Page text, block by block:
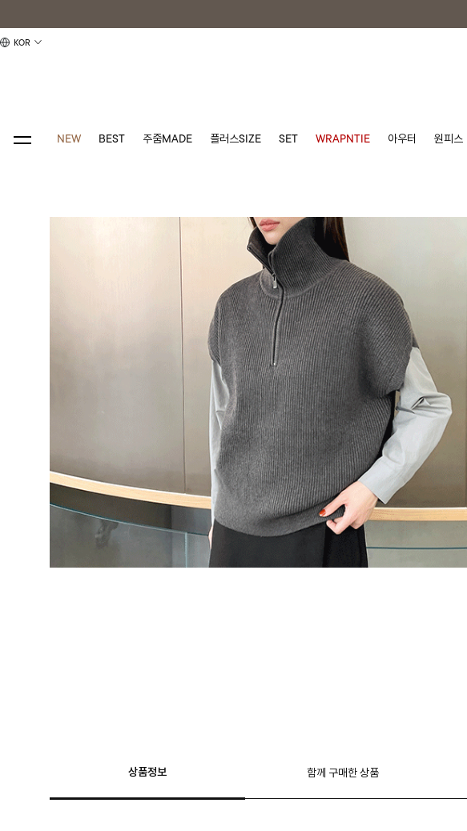
KOR
NEW BEST 주줌MADE 플러스SIZE SET WRAPNTIE 아우터 원피스
상품정보 함께 구매한 상품